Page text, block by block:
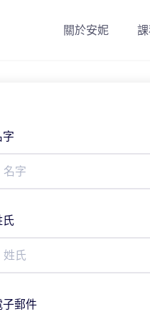
關於安妮
字
氏
子郵件